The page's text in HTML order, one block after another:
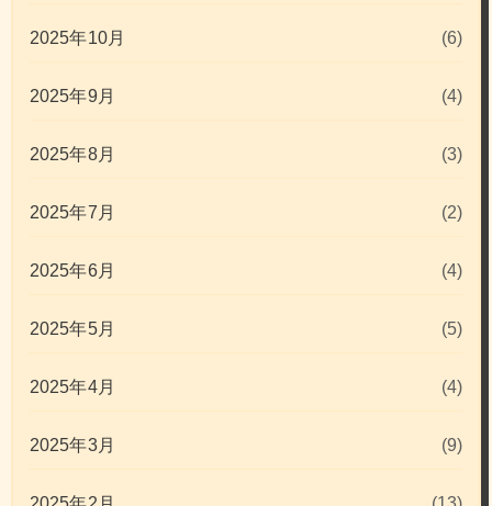
2025年10月 (6)
2025年9月 (4)
2025年8月 (3)
2025年7月 (2)
2025年6月 (4)
2025年5月 (5)
2025年4月 (4)
2025年3月 (9)